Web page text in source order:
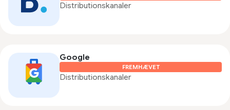
Distributionskanaler
Google
FREMHÆVET
Distributionskanaler